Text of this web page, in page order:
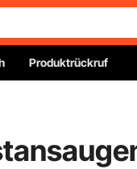
Produktrückruf